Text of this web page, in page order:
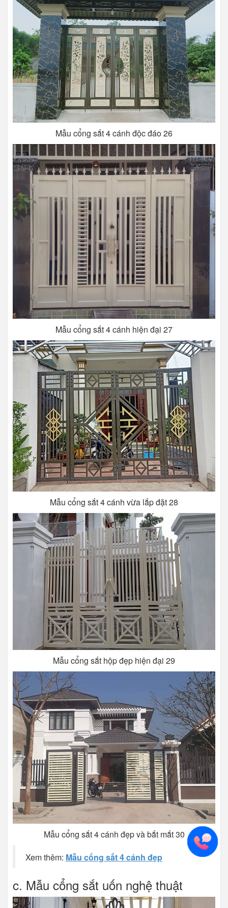
Mẫu cổng sắt 4 cánh độc đáo 26
Mẫu cổng sắt 4 cánh hiện đại 27
Mẫu cổng sắt 4 cánh vừa lắp đặt 28
Mẫu cổng sắt hộp đẹp hiện đại 29
Mẫu cổng sắt 4 cánh đẹp và bắt mắt 30
Xem thêm: Mẫu cổng sắt 4 cánh đẹp
c. Mẫu cổng sắt uốn nghệ thuật